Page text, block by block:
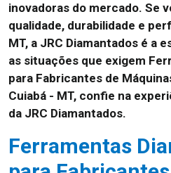
inovadoras do mercado. Se
qualidade, durabilidade e
MT, a JRC Diamantados é a
as situações que exigem
para Fabricantes de
Cuiabá - MT, confie na
da JRC Diamantados.
Ferramentas